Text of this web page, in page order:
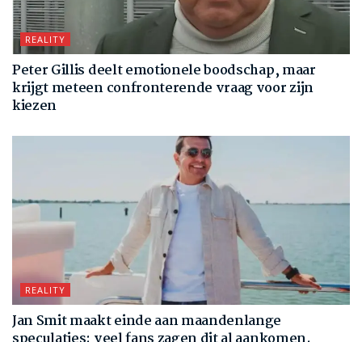
REALITY
Peter Gillis deelt emotionele boodschap, maar
krijgt meteen confronterende vraag voor zijn
kiezen
REALITY
Jan Smit maakt einde aan maandenlange